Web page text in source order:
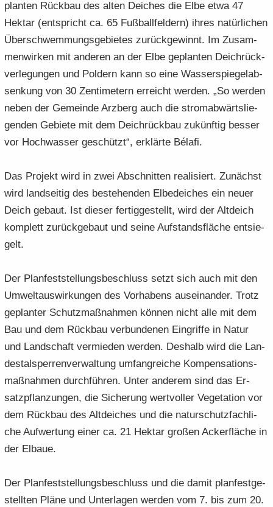
plan­ten Rück­bau des alten Dei­ches die Elbe etwa 47
Hekt­ar (ent­spricht ca. 65 Fuß­ball­fel­dern) ihres na­tür­li­chen
Über­schwem­mungs­ge­bie­tes zu­rück­ge­winnt. Im Zu­sam­
men­wir­ken mit an­de­ren an der Elbe ge­plan­ten Deich­rück­
ver­le­gun­gen und Pol­dern kann so eine Was­ser­spie­gel­ab­
sen­kung von 30 Zen­ti­me­tern er­reicht wer­den. „So wer­den
neben der Ge­mein­de Arz­berg auch die strom­ab­wärts­lie­
gen­den Ge­bie­te mit dem Deich­rück­bau zu­künf­tig bes­ser
vor Hoch­was­ser ge­schützt“, er­klär­te Bélafi.
Das Pro­jekt wird in zwei Ab­schnit­ten rea­li­siert. Zu­nächst
wird land­sei­tig des be­stehen­den El­be­dei­ches ein neuer
Deich ge­baut. Ist die­ser fer­tig­ge­stellt, wird der Alt­deich
kom­plett zu­rück­ge­baut und seine Auf­stands­flä­che ent­sie­
gelt.
Der Plan­fest­stel­lungs­be­schluss setzt sich auch mit den
Um­welt­aus­wir­kun­gen des Vor­ha­bens aus­ein­an­der. Trotz
ge­plan­ter Schutz­maß­nah­men kön­nen nicht alle mit dem
Bau und dem Rück­bau ver­bun­de­nen Ein­grif­fe in Natur
und Land­schaft ver­mie­den wer­den. Des­halb wird die Lan­
des­tal­sper­ren­ver­wal­tung um­fang­rei­che Kom­pen­sa­ti­ons­
maß­nah­men durch­füh­ren. Unter an­de­rem sind das Er­
satz­pflan­zun­gen, die Si­che­rung wert­vol­ler Ve­ge­ta­ti­on vor
dem Rück­bau des Alt­dei­ches und die na­tur­schutz­fach­li­
che Auf­wer­tung einer ca. 21 Hekt­ar gro­ßen Acker­flä­che in
der El­baue.
Der Plan­fest­stel­lungs­be­schluss und die damit plan­fest­ge­
stell­ten Pläne und Un­ter­la­gen wer­den vom 7. bis zum 20.